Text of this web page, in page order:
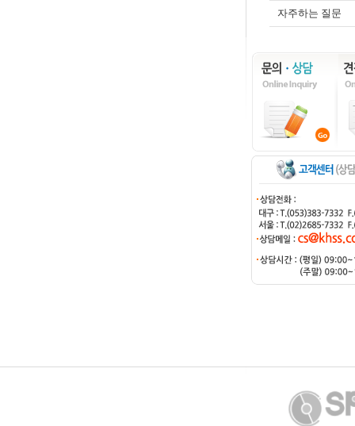
자주하는 질문